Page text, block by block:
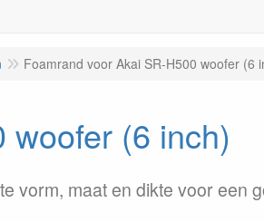
Foamrand voor Akai SR-H500 woofer (6
woofer (6 inch)
vorm, maat en dikte voor een